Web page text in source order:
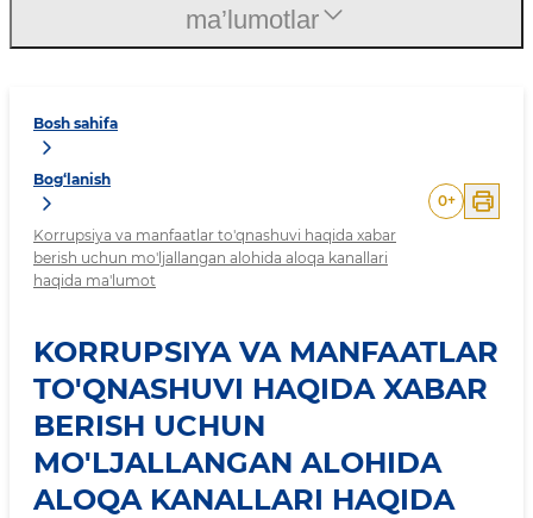
Bosh sahifa
Bog‘lanish
Korrupsiya va manfaatlar to'qnashuvi haqida xabar
berish uchun mo'ljallangan alohida aloqa kanallari
haqida ma'lumot
0+
KORRUPSIYA VA MANFAATLAR
TO'QNASHUVI HAQIDA XABAR
BERISH UCHUN
MO'LJALLANGAN ALOHIDA
ALOQA KANALLARI HAQIDA
ma’lumotlar